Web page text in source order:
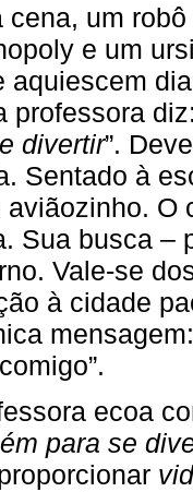
cena, um
e um
aquiescem
professora
divertir”.
Sentado à
aviãozinho. O
Sua busca –
Vale-se
à cidade
ecoa
para se